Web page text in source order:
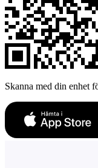
Skanna med din enhet